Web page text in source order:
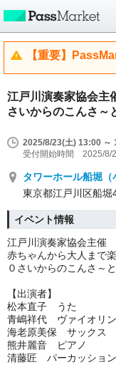
【重要】
江戸川演奏家協会主
さいからのこんさ～
2025/8/23(土) 13:00 ～
受付開始時間 2025/8/
タワーホール船堀（
東京都江戸川区船
イベント情報
江戸川演奏家協会主催
赤ちゃんから大人まで
０さいからのこんさ～と
【出演者】
松本直子 うた
青嶋祥代 ヴァイオリン
海老原美保 サックス
熊井麗音 ピアノ
清藤匠 パーカッション